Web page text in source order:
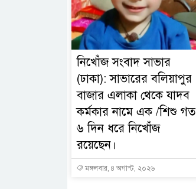
নিখোঁজ সংবাদ সাভার
(ঢাকা): সাভারের বলিয়াপুর
বাজার এলাকা থেকে যাদব
কর্মকার নামে এক /শিশু গত
৬ দিন ধরে নিখোঁজ
রয়েছেন।
মঙ্গলবার, ৪ অগাস্ট, ২০২৬